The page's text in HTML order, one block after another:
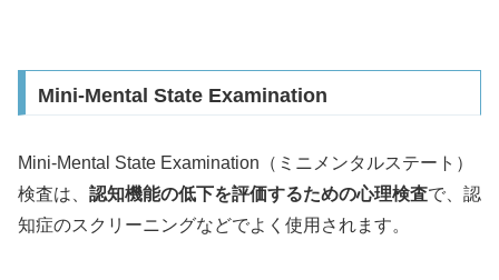
Mini-Mental State Examination
Mini-Mental State Examination（ミニメンタルステート）
検査は、 認知機能の低下を評価するための心理検査で、認
知症のスクリーニングなどでよく使用されます。